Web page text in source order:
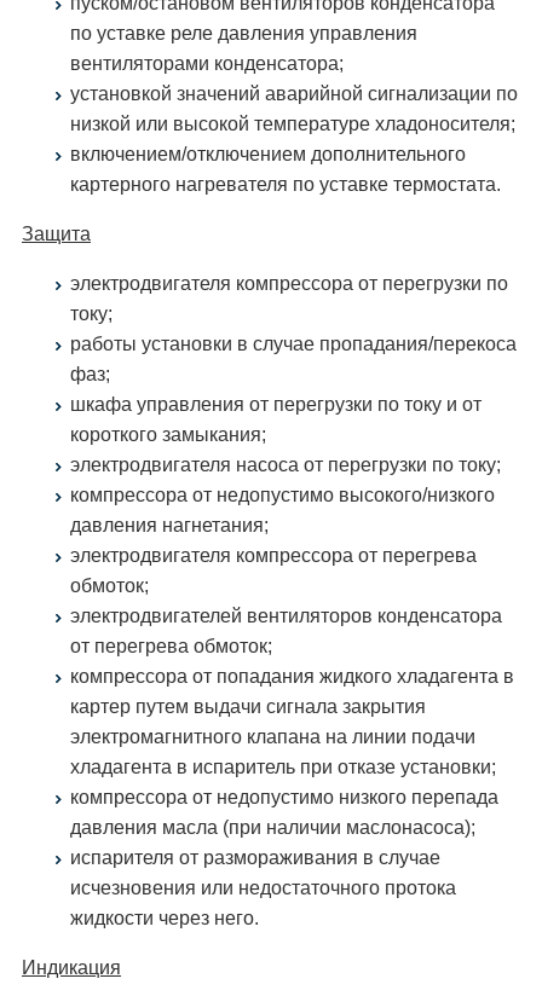
по уставке реле давления управления
вентиляторами конденсатора;
установкой значений аварийной сигнализации по
низкой или высокой температуре хладоносителя;
включением/отключением дополнительного
картерного нагревателя по уставке термостата.
Защита
электродвигателя компрессора от перегрузки по
току;
работы установки в случае пропадания/перекоса
фаз;
шкафа управления от перегрузки по току и от
короткого замыкания;
электродвигателя насоса от перегрузки по току;
компрессора от недопустимо высокого/низкого
давления нагнетания;
электродвигателя компрессора от перегрева
обмоток;
электродвигателей вентиляторов конденсатора
от перегрева обмоток;
компрессора от попадания жидкого хладагента в
картер путем выдачи сигнала закрытия
электромагнитного клапана на линии подачи
хладагента в испаритель при отказе установки;
компрессора от недопустимо низкого перепада
давления масла (при наличии маслонасоса);
испарителя от размораживания в случае
исчезновения или недостаточного протока
жидкости через него.
Индикация